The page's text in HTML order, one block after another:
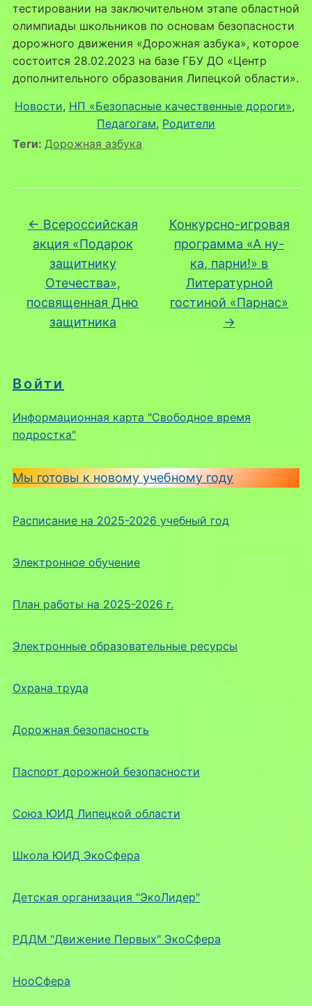
Войти
Информационная карта "Свободное время
подростка"
Мы готовы к новому учебному году
Расписание на 2025-2026 учебный год
Электронное обучение
План работы на 2025-2026 г.
Электронные образовательные ресурсы
Охрана труда
Дорожная безопасность
Паспорт дорожной безопасности
Союз ЮИД Липецкой области
Школа ЮИД ЭкоСфера
Детская организация "ЭкоЛидер"
РДДМ "Движение Первых" ЭкоСфера
НооСфера
тестировании на заключительном этапе областной
олимпиады школьников по основам безопасности
дорожного движения «Дорожная азбука», которое
состоится 28.02.2023 на базе ГБУ ДО «Центр
дополнительного образования Липецкой области».
Новости, НП «Безопасные качественные дороги»
Педагогам, Родители
Теги: Дорожная азбука
← Всероссийская
акция «Подарок
защитнику
Отечества»,
посвященная Дню
защитника
Конкурсно-игровая
программа «А ну-
ка, парни!» в
Литературной
гостиной «Парнас»
→